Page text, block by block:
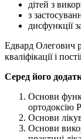
дітей з
з
дисфункції
Едвард Олегович
кваліфікації і
Серед його
Основи
ортодоксію
Основи
Основи